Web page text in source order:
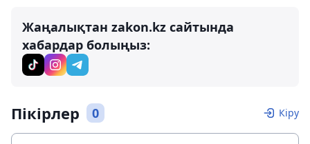
Жаңалықтан zakon.kz сайтында
хабардар болыңыз:
Пікірлер 0 Кіру